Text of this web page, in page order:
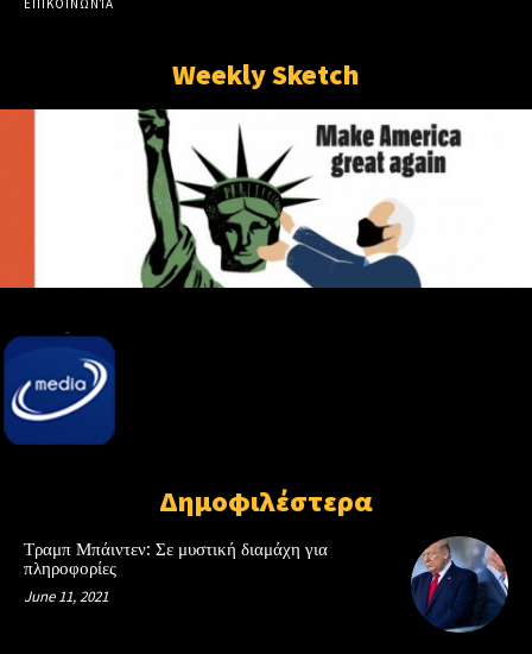
Weekly Sketch
Δημοφιλέστερα
Τραμπ Μπάιντεν: Σε μυστική διαμάχη για
πληροφορίες
June 11, 2021